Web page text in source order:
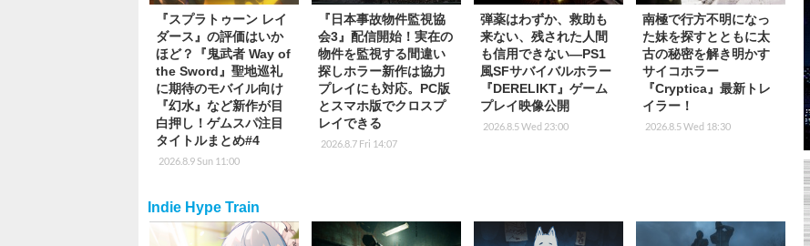
『スプラトゥーン レイ
ダース』の評価はいか
ほど？『鬼武者 Way of
the Sword』聖地巡礼
に期待のモバイル向け
『幻水』など新作が目
白押し！ゲムスパ注目
タイトルまとめ#4
2026.8.9 Sun 11:00
『日本事故物件監視協
会3』配信開始！実在の
物件を監視する間違い
探しホラー新作は協力
プレイにも対応。PC版
とスマホ版でクロスプ
レイできる
2026.8.7 Fri 14:07
弾薬はわずか、救助も
来ない、残された人間
も信用できない―PS1
風SFサバイバルホラー
『DERELIKT』ゲーム
プレイ映像公開
2026.8.5 Wed 23:00
南極で行方不明になっ
た妹を探すとともに太
古の秘密を解き明かす
サイコホラー
『Cryptica』最新トレ
イラー！
2026.8.5 Wed 18:30
Indie Hype Train